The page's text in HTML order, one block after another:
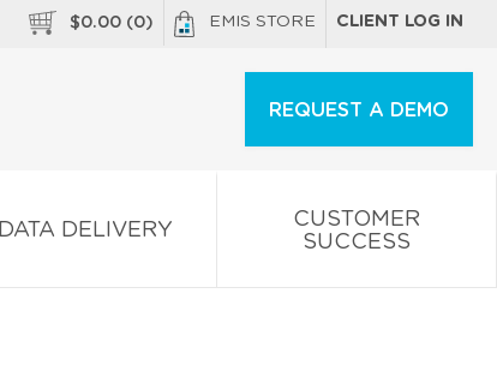
$0.00 (0) EMIS STORE CLIENT LOG IN
REQUEST A DEMO
DATA DELIVERY
CUSTOMER
SUCCESS